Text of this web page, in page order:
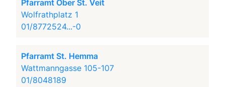
Pfarramt Ober St. Veit
Wolfrathplatz 1
01/8772524...-0
Pfarramt St. Hemma
Wattmanngasse 105-107
01/8048189